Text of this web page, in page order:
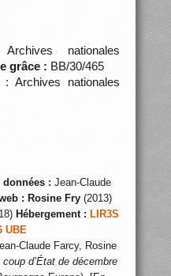
Archives nationales
grâce : BB/30/465
Archives nationales
données : Jean-Claude
: Rosine Fry(2013)
Hébergement : LIR3S
UBE
Claude Farcy, Rosine
d’État de décembre